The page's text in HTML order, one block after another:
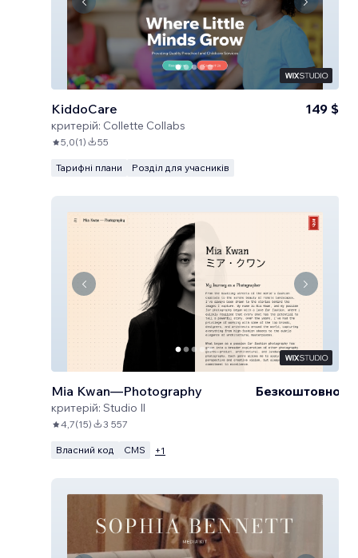
KiddoCare
критерій: Collette Collabs
149 $
5,0(1) 55
Тарифні плани Розділ для учасників
Mia Kwan—Photography
критерій: Studio Il
Безкоштовно
4,7(15) 3 557
Власний код CMS +1